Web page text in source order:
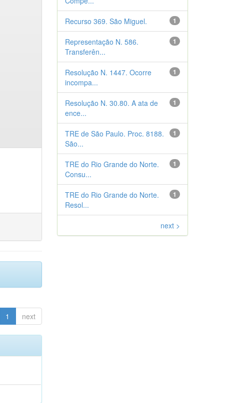
1 next
1
Recurso 369. São Miguel.
1
Representação N. 586.
Transferên...
1
Resolução N. 1447. Ocorre
incompa...
1
Resolução N. 30.80. A ata de
ence...
1
TRE de São Paulo. Proc. 8188.
São...
1
TRE do Rio Grande do Norte.
Consu...
1
TRE do Rio Grande do Norte.
Resol...
next >